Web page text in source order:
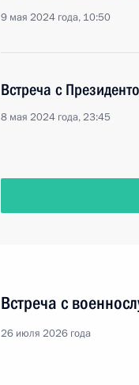
9 мая 2024 года, 10:50
Встреча с
8 мая 2024 года, 23:45
Встреча с
26 июля 2026 года